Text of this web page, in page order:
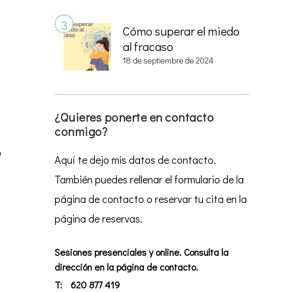
Cómo superar el miedo
al fracaso
18 de septiembre de 2024
¿Quieres ponerte en contacto
conmigo?
Aquí te dejo mis datos de contacto.
También puedes rellenar el formulario de la
página de contacto o reservar tu cita en la
página de reservas.
Sesiones presenciales y online. Consulta la
dirección en la página de contacto.
T:
620 877 419